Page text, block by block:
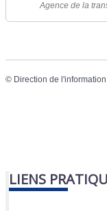
Agence de la
© Direction de
LIENS